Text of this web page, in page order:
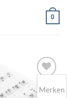
0
Merken